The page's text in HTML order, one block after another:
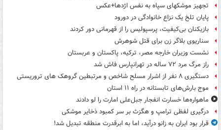
تجهیز موشکهای سپاه به نفس اژدها+عکس
پایان تلخ یک نزاع خانوادگی در دورود
بازیکنان بی‌کیفیت، پرسپولیس را از قهرمانی دور کردند
سناریوی بلاگر زن برای قتل شوهرش
نشست وزیران خارجه مصر، ترکیه، پاکستان و عربستان
راز مرگ مرد ۷۲ ساله در تهرانپارس فاش شد
دستگیری ۸ نفر از اشرار مسلح شاخص و مرتبطین گروهک های تروریستی
موج بارش‌های تابستانه در راه ۱۱ استان
ماهواره‌ها خسارت انفجار جبل‌علی امارت را لو دادند
درگیری لفظی ترامپ و هگزث بر سر کمبود ذخایر موشکی
قرار بود ایران به زانو درآید، اما به ابرقدرت منطقه تبدیل شد!